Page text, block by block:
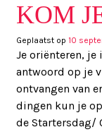
KOM
Geplaatst op 10
Je oriënteren, je
antwoord op je
ontvangen van
dingen kun je
de Startersdag/